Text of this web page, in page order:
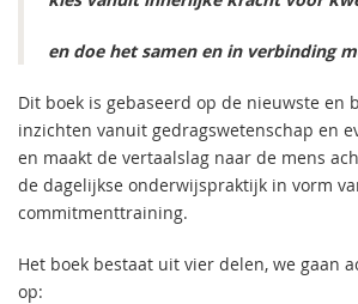
en doe het samen en in verbinding
Dit boek is gebaseerd op de nieuwste en
inzichten vanuit gedragswetenschap en
en maakt de vertaalslag naar de mens
de dagelijkse onderwijspraktijk in vorm
commitmenttraining.
Het boek bestaat uit vier delen, we gaan
op: